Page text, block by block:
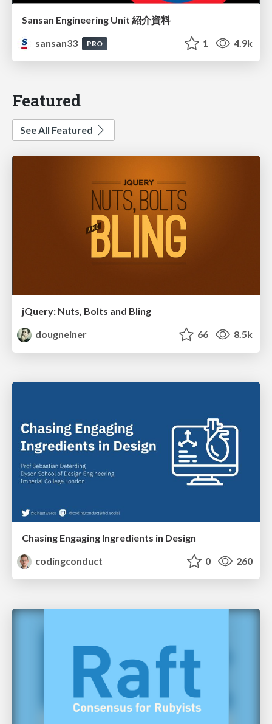
Sansan Engineering Unit 紹介資料
sansan33
PRO 1 4.9k
Featured
See All Featured
jQuery: Nuts, Bolts and Bling
dougneiner
66 8.5k
Chasing Engaging Ingredients in Design
codingconduct
0 260